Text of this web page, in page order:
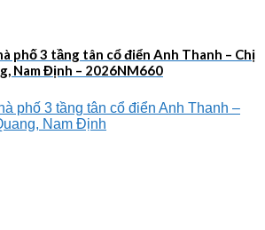
phố 3 tầng tân cổ điển Anh Thanh – Chị
Nam Định – 2026NM660
phố 3 tầng tân cổ điển Anh Thanh –
Nam Định